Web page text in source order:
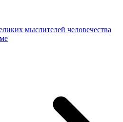
мыслителей человечества